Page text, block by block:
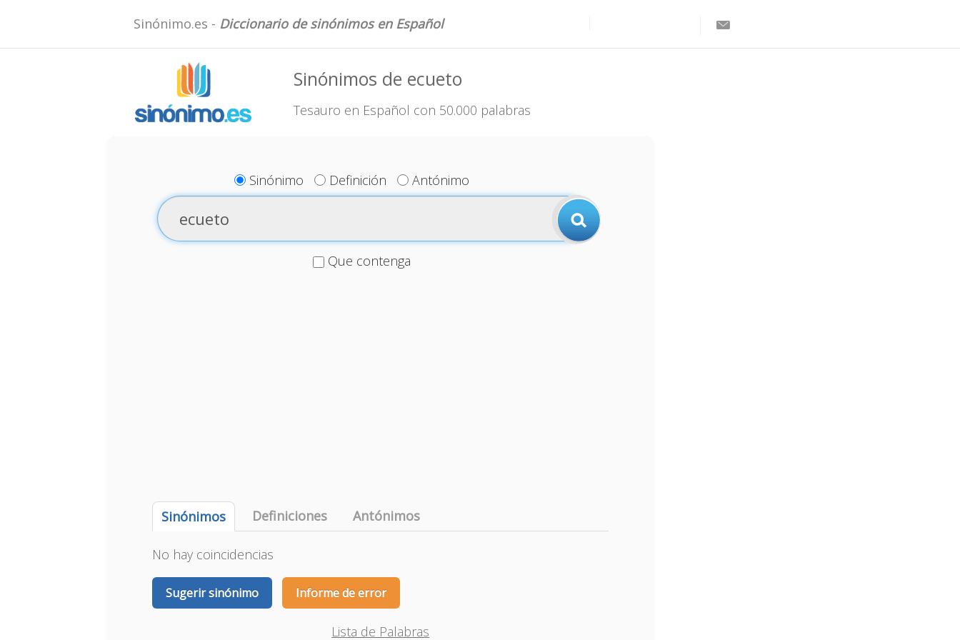
Sinónimo.es - Diccionario de sinónimos en Español
Sinónimos de ecueto
Tesauro en Español con 50.000 palabras
Sinónimo Definición Antónimo
Que contenga
Sinónimos Definiciones Antónimos
No hay coincidencias
Sugerir sinónimo Informe de error
Lista de Palabras